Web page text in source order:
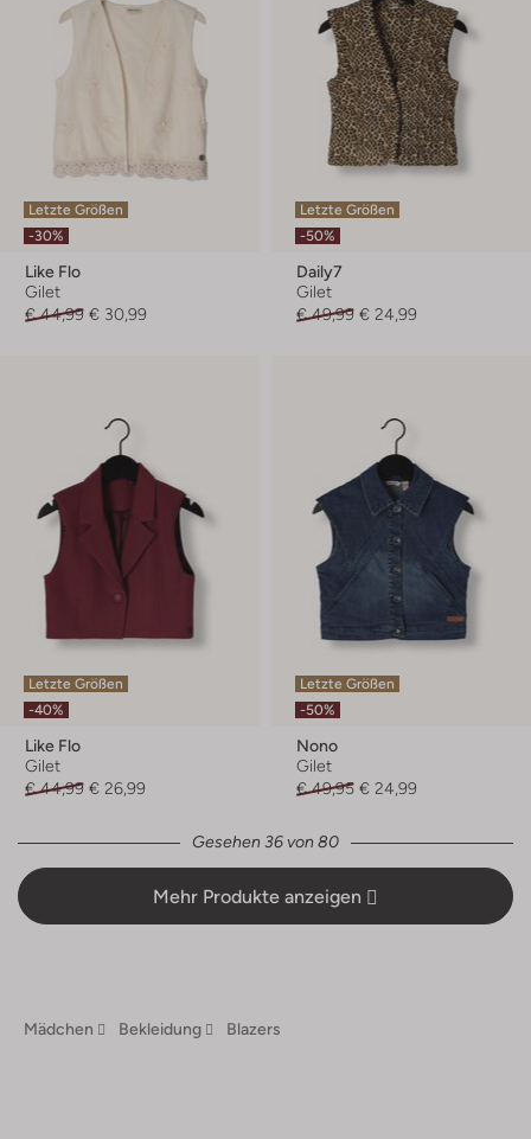
Letzte Größen
-30%
Like Flo
Gilet
€ 44,99 € 30,99
Letzte Größen
-50%
Daily7
Gilet
€ 49,99 € 24,99
Letzte Größen
-40%
Like Flo
Gilet
€ 44,99 € 26,99
Letzte Größen
-50%
Nono
Gilet
€ 49,95 € 24,99
Gesehen 36 von 80
Mehr Produkte anzeigen
Mädchen Bekleidung Blazers